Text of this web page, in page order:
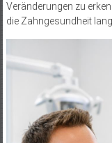
Veränderungen zu
die Zahngesundheit